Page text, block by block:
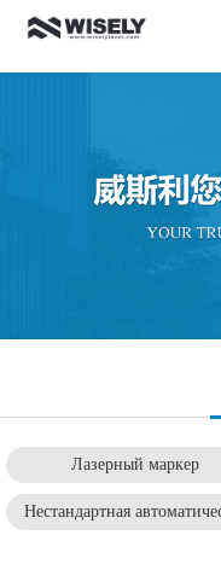
Лазерный маркер
Нестандартная